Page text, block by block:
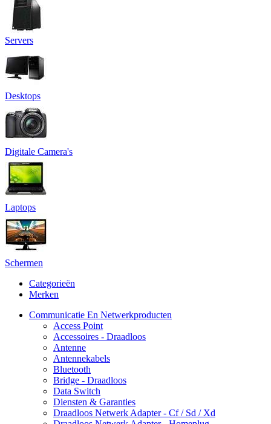
Servers
Desktops
Digitale Camera's
Laptops
Schermen
Categorieën
Merken
Communicatie En Netwerkproducten
Access Point
Accessoires - Draadloos
Antenne
Antennekabels
Bluetooth
Bridge - Draadloos
Data Switch
Diensten & Garanties
Draadloos Netwerk Adapter - Cf / Sd / Xd